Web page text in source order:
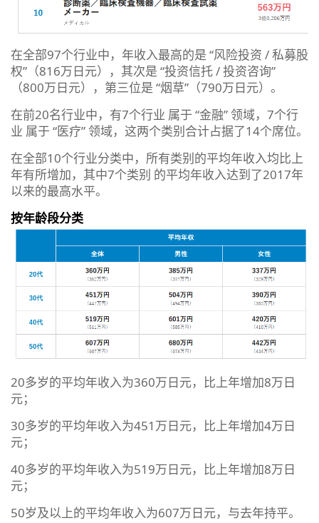
在全部97个行业中，年收入最高的是 “风险投资 / 私募股
权”（816万日元），其次是 “投资信托 / 投资咨询”
（800万日元），第三位是 “烟草”（790万日元）。
在前20名行业中，有7个行业 属于 “金融” 领域，7个行
业 属于 “医疗” 领域，这两个类别合计占据了14个席位。
在全部10个行业分类中，所有类别的平均年收入均比上
年有所增加，其中7个类别 的平均年收入达到了2017年
以来的最高水平。
按年龄段分类
20多岁的平均年收入为360万日元，比上年增加8万日
元；
30多岁的平均年收入为451万日元，比上年增加4万日
元；
40多岁的平均年收入为519万日元，比上年增加8万日
元；
50岁及以上的平均年收入为607万日元，与去年持平。